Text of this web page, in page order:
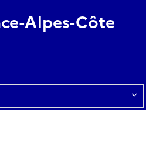
Alpes-Côte